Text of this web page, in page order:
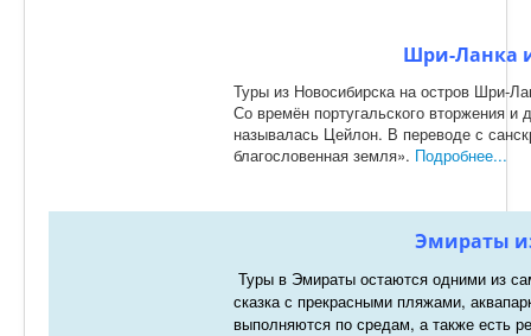
Шри-Ланка
Туры из Новосибирска на остров Шри-
Со времён португальского вторжения и
называлась Цейлон. В переводе с
благословенная земля». Подробнее...
Эмираты
Туры в Эмираты остаются одними из
сказка с прекрасными пляжами,
выполняются по средам, а также есть